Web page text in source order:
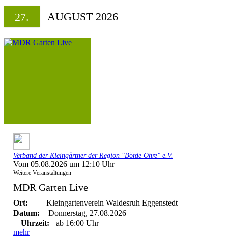
27. AUGUST 2026
Verband der Kleingärtner der Region "Börde Ohre" e.V.
Vom 05.08.2026 um 12:10 Uhr
Weitere Veranstaltungen
MDR Garten Live
Ort:
Kleingartenverein Waldesruh Eggenstedt
Datum:
Donnerstag, 27.08.2026
Uhrzeit:
ab 16:00 Uhr
mehr